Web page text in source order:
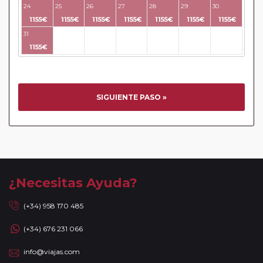
vuelos incluidos, éstos se emitirán en base a los datos/
documentación entregada.
Compartir" de viajeros individuales en todos nuestros
suplemento de 35 Euros / 45 USD. No se aceptarán reservas
a compartir en la Serie Turista, los "Minipaquetes", y los
viajes combinados con crucero, paquetes con islas (Griegas
o Madeira) así como paquetes por Oriente Medio, Asia y
ciudad de incorporación / salida de circuito, cuando las
fechas de incorporación / salida no sean las mismas que se
indican en la ruta detallada. En caso de tomar un sector de
duración del sector es de al menos 7 noches de hotel.
beneficiarán de un descuento del 5% en todos los viajes
24
1155€
25
1155€
26
1155€
27
1155€
28
1155€
29
1155€
30
1155€
31
1155€
SIGUIENTE PASO »
¿Necesitas Ayuda?
(+34) 958 170 485
(+34) 676 231 066
info@viajas.com